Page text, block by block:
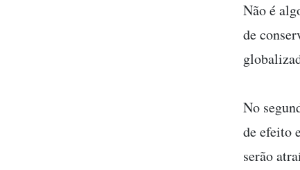
Não é
de
No
de efeito
serão